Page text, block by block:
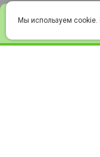
Войти
Мы используем cookie.